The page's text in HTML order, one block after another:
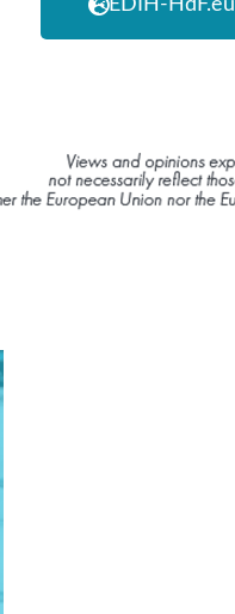
EDIH-HdF.eu